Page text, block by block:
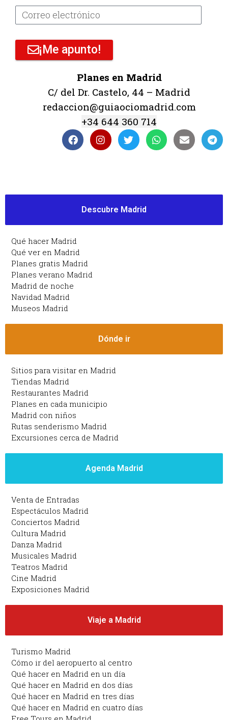
¡Me apunto!
Planes en Madrid
C/ del Dr. Castelo, 44 – Madrid
redaccion@guiaociomadrid.com
+34 644 360 714
Descubre Madrid
Qué hacer Madrid
Qué ver en Madrid
Planes gratis Madrid
Planes verano Madrid
Madrid de noche
Navidad Madrid
Museos Madrid
Dónde ir
Sitios para visitar en Madrid
Tiendas Madrid
Restaurantes Madrid
Planes en cada municipio
Madrid con niños
Rutas senderismo Madrid
Excursiones cerca de Madrid
Agenda Madrid
Venta de Entradas
Espectáculos Madrid
Conciertos Madrid
Cultura Madrid
Danza Madrid
Musicales Madrid
Teatros Madrid
Cine Madrid
Exposiciones Madrid
Viaje a Madrid
Turismo Madrid
Cómo ir del aeropuerto al centro
Qué hacer en Madrid en un día
Qué hacer en Madrid en dos días
Qué hacer en Madrid en tres días
Qué hacer en Madrid en cuatro días